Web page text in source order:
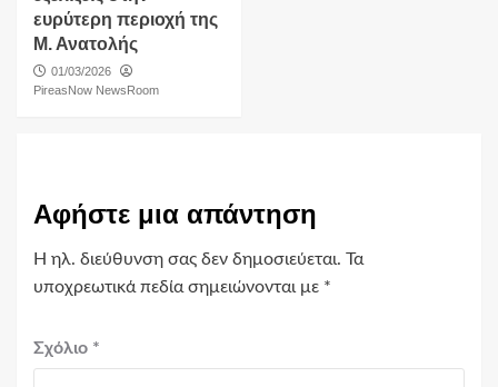
ευρύτερη περιοχή της
Μ. Ανατολής
01/03/2026
PireasNow NewsRoom
Αφήστε μια απάντηση
Η ηλ. διεύθυνση σας δεν δημοσιεύεται. Τα
υποχρεωτικά πεδία σημειώνονται με *
Σχόλιο *